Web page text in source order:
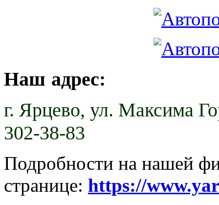
Наш адрес:
г. Ярцево, ул. Максима
302-38-83
Подробности на нашей
странице: https://